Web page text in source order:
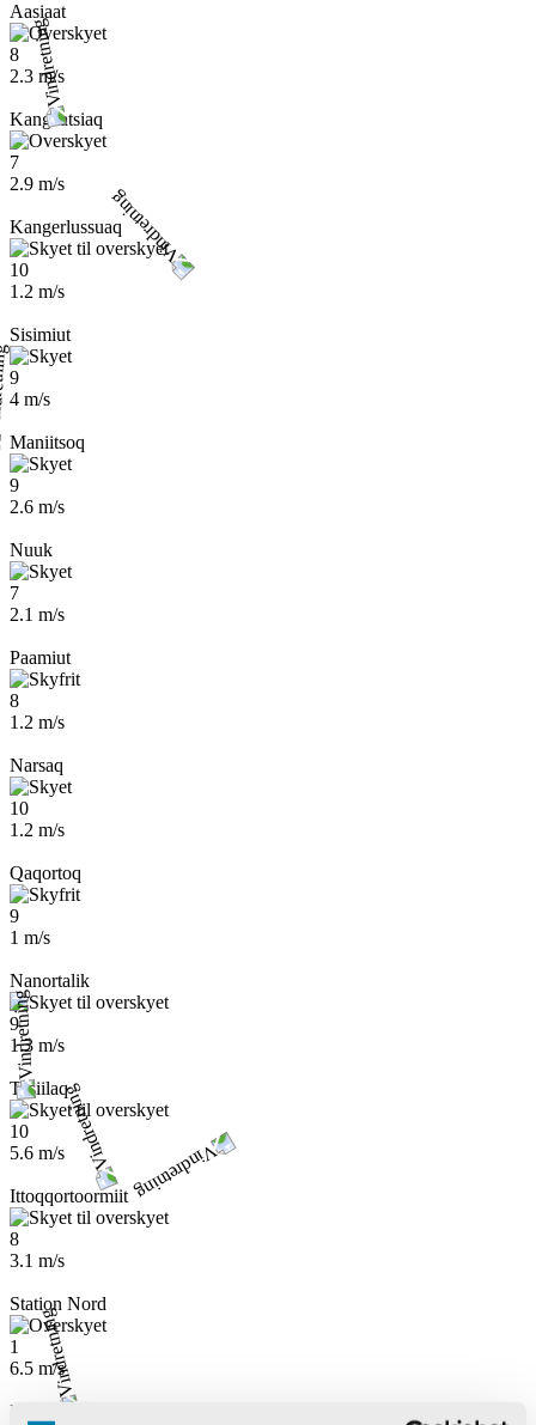
Aasiaat
8
2.3 m/s
Kangaatsiaq
7
2.9 m/s
Kangerlussuaq
10
1.2 m/s
Sisimiut
9
4 m/s
Maniitsoq
9
2.6 m/s
Nuuk
7
2.1 m/s
Paamiut
8
1.2 m/s
Narsaq
10
1.2 m/s
Qaqortoq
9
1 m/s
Nanortalik
9
1.3 m/s
Tasiilaq
10
5.6 m/s
Ittoqqortoormiit
8
3.1 m/s
Station Nord
1
6.5 m/s
Inuit Qeqertaat / Kaffeklubben Ø